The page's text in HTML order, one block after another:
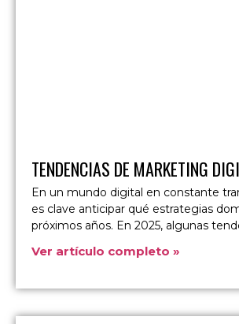
TENDENCIAS DE MARKETING
En un mundo digital en constante
es clave anticipar qué estrategias
próximos años. En 2025, algunas
Ver artículo completo »